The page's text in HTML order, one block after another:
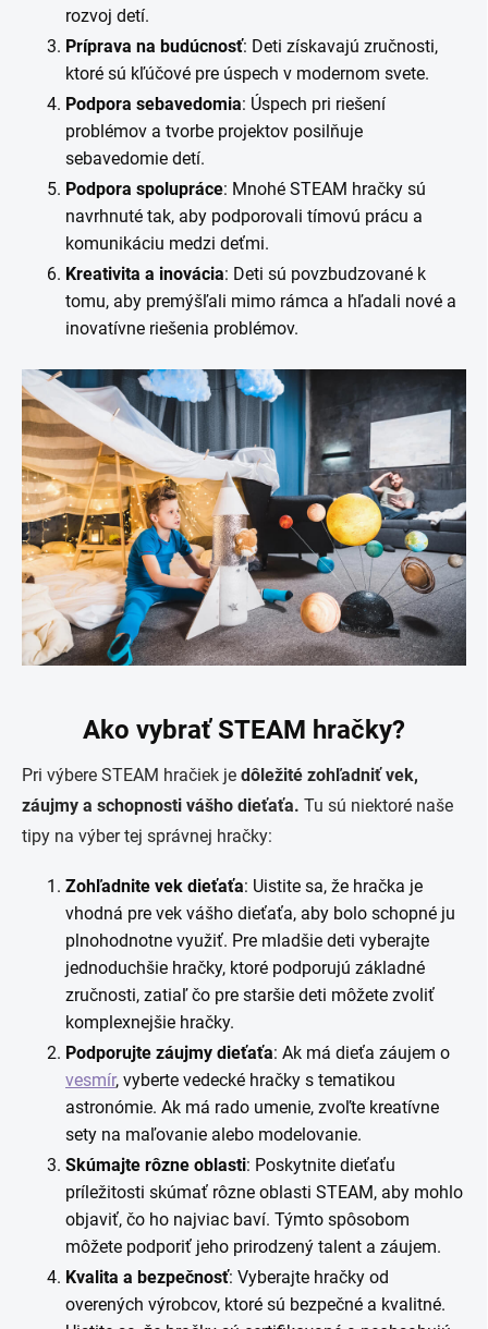
rozvoj detí.
Príprava na budúcnosť: Deti získavajú zručnosti,
ktoré sú kľúčové pre úspech v modernom svete.
Podpora sebavedomia: Úspech pri riešení
problémov a tvorbe projektov posilňuje
sebavedomie detí.
Podpora spolupráce: Mnohé STEAM hračky sú
navrhnuté tak, aby podporovali tímovú prácu a
komunikáciu medzi deťmi.
Kreativita a inovácia: Deti sú povzbudzované k
tomu, aby premýšľali mimo rámca a hľadali nové a
inovatívne riešenia problémov.
Ako vybrať STEAM hračky?
Pri výbere STEAM hračiek je dôležité zohľadniť vek,
záujmy a schopnosti vášho dieťaťa. Tu sú niektoré naše
tipy na výber tej správnej hračky:
Zohľadnite vek dieťaťa: Uistite sa, že hračka je
vhodná pre vek vášho dieťaťa, aby bolo schopné ju
plnohodnotne využiť. Pre mladšie deti vyberajte
jednoduchšie hračky, ktoré podporujú základné
zručnosti, zatiaľ čo pre staršie deti môžete zvoliť
komplexnejšie hračky.
Podporujte záujmy dieťaťa: Ak má dieťa záujem o
vesmír, vyberte vedecké hračky s tematikou
astronómie. Ak má rado umenie, zvoľte kreatívne
sety na maľovanie alebo modelovanie.
Skúmajte rôzne oblasti: Poskytnite dieťaťu
príležitosti skúmať rôzne oblasti STEAM, aby mohlo
objaviť, čo ho najviac baví. Týmto spôsobom
môžete podporiť jeho prirodzený talent a záujem.
Kvalita a bezpečnosť: Vyberajte hračky od
overených výrobcov, ktoré sú bezpečné a kvalitné.